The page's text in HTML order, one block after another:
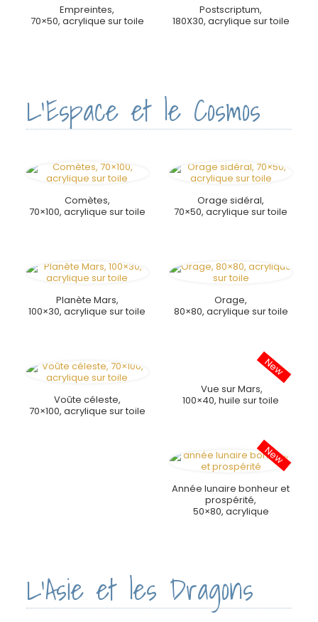
Empreintes,
70×50, acrylique sur toile
Postscriptum,
180X30, acrylique sur toile
L'Espace et le Cosmos
Comètes,
70×100, acrylique sur toile
Orage sidéral,
70×50, acrylique sur toile
Planète Mars,
100×30, acrylique sur toile
Orage,
80×80, acrylique sur toile
Voûte céleste,
70×100, acrylique sur toile
Vue sur Mars,
100×40, huile sur toile
Année lunaire bonheur et
prospérité,
50×80, acrylique
L'Asie et les Dragons